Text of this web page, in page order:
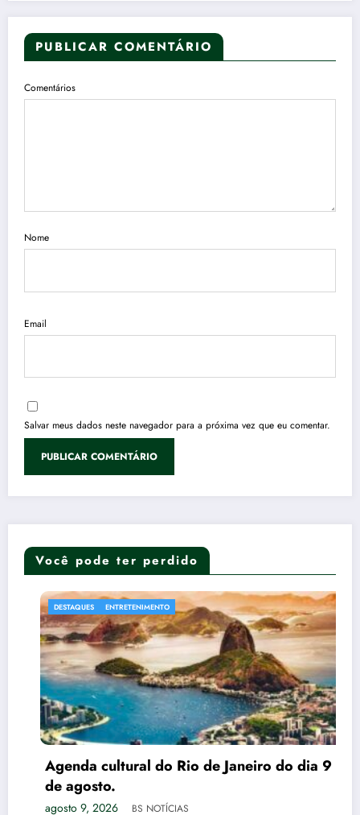
PUBLICAR COMENTÁRIO
Comentários
Nome
Email
Salvar meus dados neste navegador para a próxima vez que eu comentar.
Você pode ter perdido
ENTRETENIMENTO
cultural do Rio de Janeiro do dia 9
9, 2026 BS NOTÍCIAS